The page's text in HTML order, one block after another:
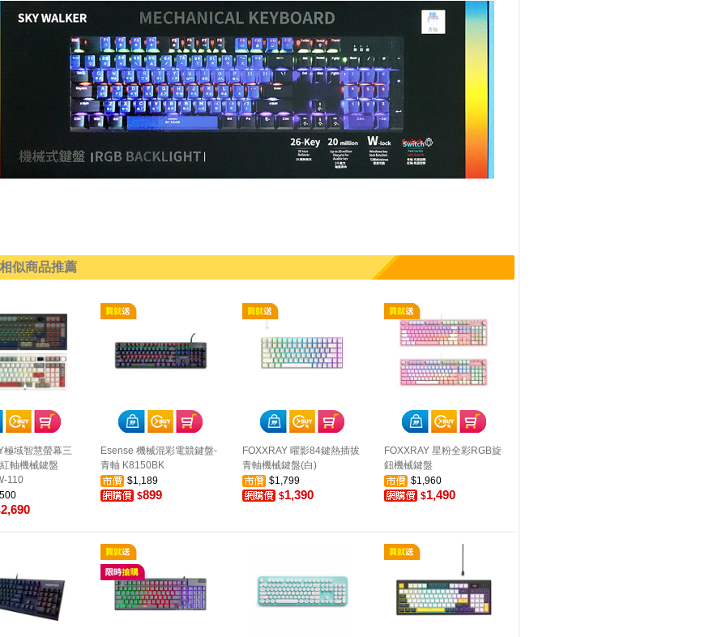
相似商品推薦
極域智慧螢幕三
軸機械鍵盤
110
2,690
Esense 機械混彩電競鍵盤-
青軸 K8150BK
$1,189
$899
FOXXRAY 曜影84鍵熱插拔
青軸機械鍵盤(白)
$1,799
$1,390
FOXXRAY 星粉全彩RGB旋
鈕機械鍵盤
$1,960
$1,490